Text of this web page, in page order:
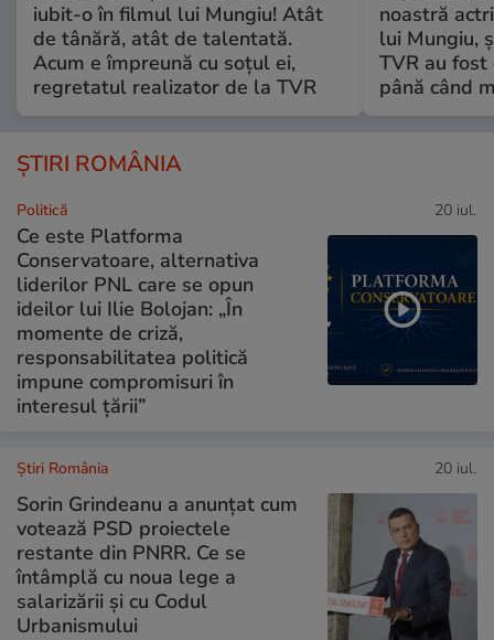
iubit-o în filmul lui Mungiu! Atât
de tânără, atât de talentată.
Acum e împreună cu soțul ei,
regretatul realizator de la TVR
noastră
lui Mungiu,
TVR au
până când
ȘTIRI ROMÂNIA
Politică 20 iul.
Ce este Platforma
Conservatoare, alternativa
liderilor PNL care se opun
ideilor lui Ilie Bolojan: „În
momente de criză,
responsabilitatea politică
impune compromisuri în
interesul țării”
Știri România 20 iul.
Sorin Grindeanu a anunțat cum
votează PSD proiectele
restante din PNRR. Ce se
întâmplă cu noua lege a
salarizării și cu Codul
Urbanismului